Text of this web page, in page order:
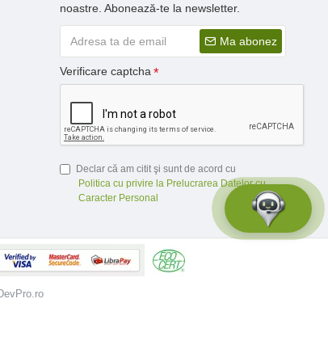
noastre. Abonează-te la newsletter.
Ma abonez
Verificare captcha
Declar că am citit şi sunt de acord cu
Politica cu privire la Prelucrarea Datelor cu
Caracter Personal